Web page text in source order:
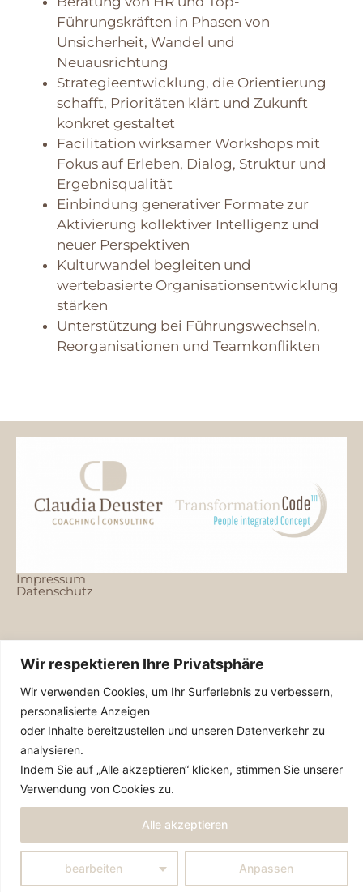
Wir respektieren Ihre Privatsphäre
Wir verwenden Cookies, um Ihr Surferlebnis zu verbessern,
personalisierte Anzeigen
oder Inhalte bereitzustellen und unseren Datenverkehr zu
analysieren.
Indem Sie auf „Alle akzeptieren“ klicken, stimmen Sie unserer
Verwendung von Cookies zu.
bearbeiten Anpassen
Alle akzeptieren
Führungskräften in Phasen von
Unsicherheit, Wandel und
Neuausrichtung
Strategieentwicklung, die Orientierung
schafft, Prioritäten klärt und Zukunft
konkret gestaltet
Facilitation wirksamer Workshops mit
Fokus auf Erleben, Dialog, Struktur und
Ergebnisqualität
Einbindung generativer Formate zur
Aktivierung kollektiver Intelligenz und
neuer Perspektiven
Kulturwandel begleiten und
wertebasierte Organisationsentwicklung
stärken
Unterstützung bei Führungswechseln,
Reorganisationen und Teamkonflikten
Impressum
Datenschutz
Kontakt
+49 170 783 35 30
kontakt@deustercoaching.de
Bothmerstrasse 21
80634 München